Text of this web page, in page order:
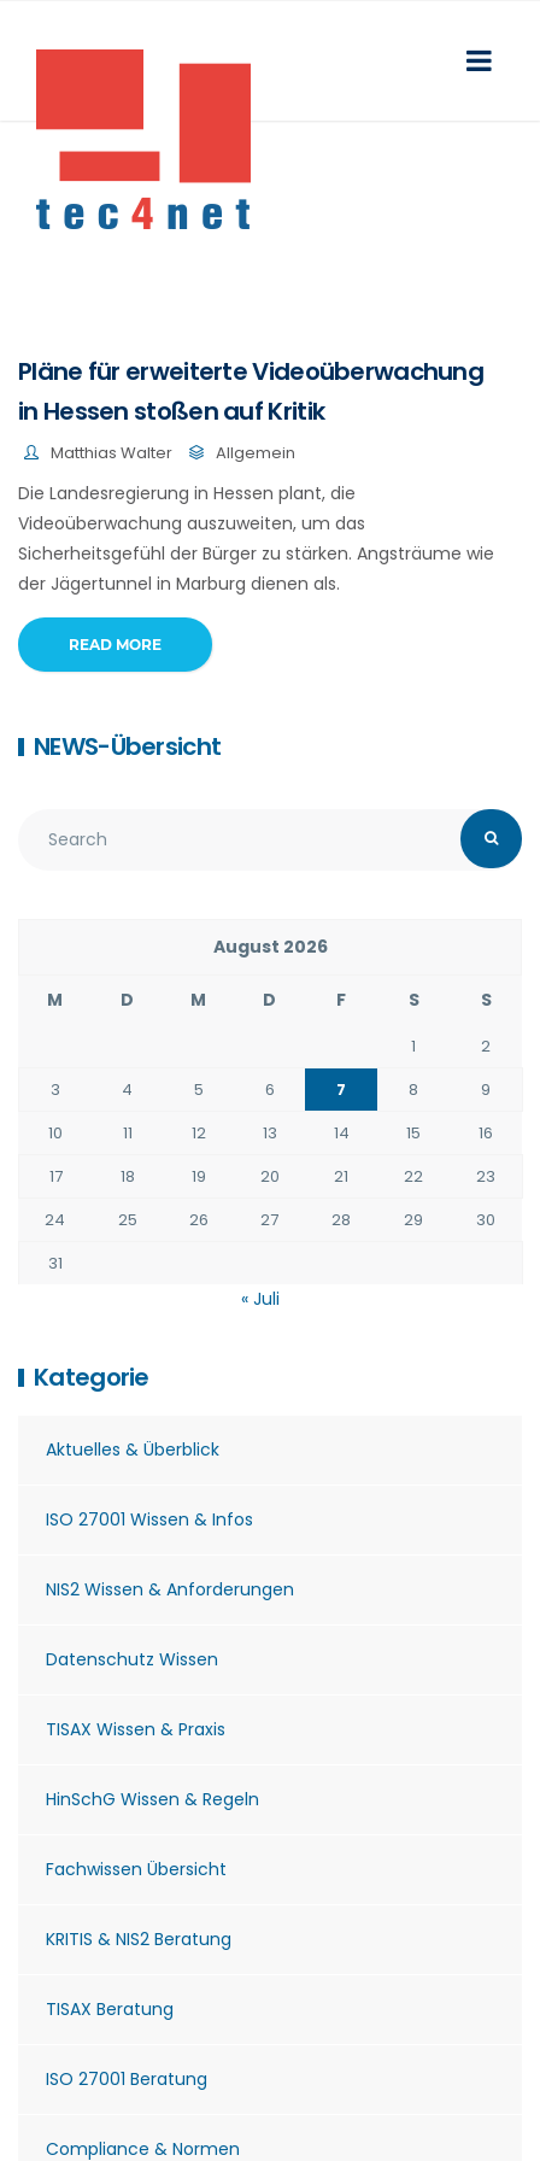
Pläne für erweiterte Videoüberwachung
in Hessen stoßen auf Kritik
Matthias Walter Allgemein
Die Landesregierung in Hessen plant, die
Videoüberwachung auszuweiten, um das
Sicherheitsgefühl der Bürger zu stärken. Angsträume wie
der Jägertunnel in Marburg dienen als.
READ MORE
NEWS-Übersicht
August 2026
M D M D F S S
1
2
3
4 5 6 7 8
9
10
11 12 13 14 15
16
17
18 19 20 21 22
23
24
25 26 27 28 29
30
31
« Juli
Kategorie
Aktuelles & Überblick
ISO 27001 Wissen & Infos
NIS2 Wissen & Anforderungen
Datenschutz Wissen
TISAX Wissen & Praxis
HinSchG Wissen & Regeln
Fachwissen Übersicht
KRITIS & NIS2 Beratung
TISAX Beratung
ISO 27001 Beratung
Compliance & Normen